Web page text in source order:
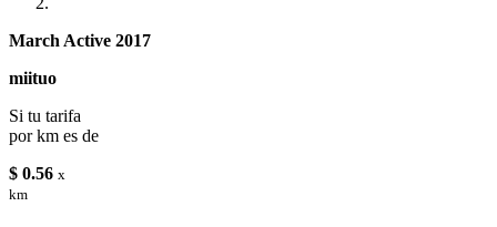
March Active 2017
miituo
Si tu tarifa
por km es de
$ 0.56 x
km